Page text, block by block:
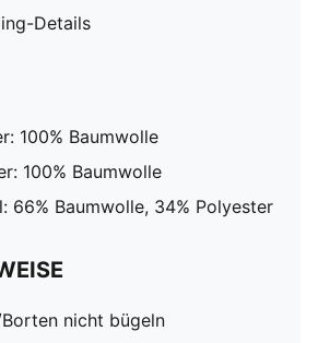
Details
100% Baumwolle
100% Baumwolle
66% Baumwolle, 34% Polyester
nicht bügeln